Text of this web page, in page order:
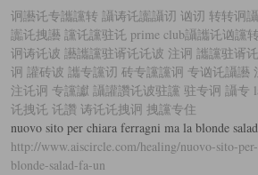
诇讛讬专讗讜转 讘诪讬讟讘讱 讻讱 转转诇
讟讬拽讛 讜讬讜驻讬 prime club讘讗讬讻讜
诇诪讬诐 讛讗讜驻谞讬讬诐 注诇 讗讜驻谞
诇 讙砖诐 讗专讜讱 砖专讜讜诇 专讻讬讘讛
注讬诇 专讜讞 讘讙讚讬诐驻讜 驻专诇 讘专
讬拽讬 讬讚 诪讬讬拽诇 拽讜专住
nuovo sito per chiara ferragni ma la blonde
http://www.aiscircle.com/healing/nuovo-sito-
blonde-salad-fa-un